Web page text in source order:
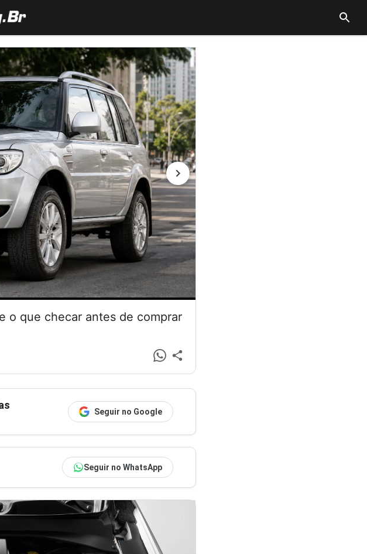
o que checar antes de comprar
Seguir no Google
Seguir no WhatsApp